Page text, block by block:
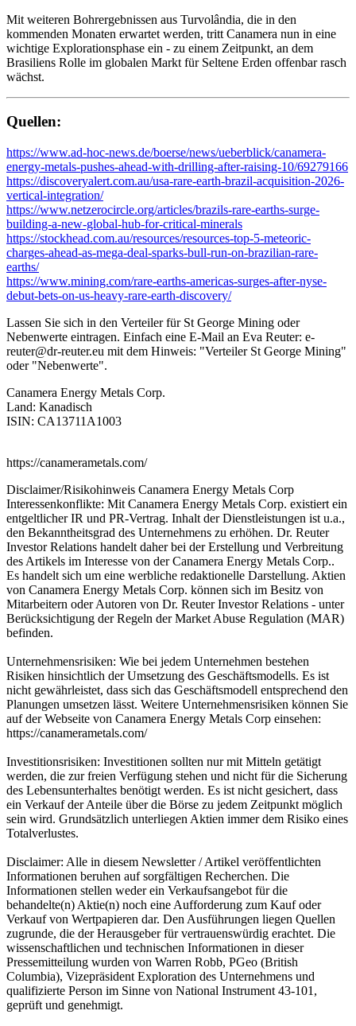
Mit weiteren Bohrergebnissen aus Turvolândia, die in den
kommenden Monaten erwartet werden, tritt Canamera nun in eine
wichtige Explorationsphase ein - zu einem Zeitpunkt, an dem
Brasiliens Rolle im globalen Markt für Seltene Erden offenbar rasch
wächst.
Quellen:
https://www.ad-hoc-news.de/boerse/news/ueberblick/canamera-
energy-metals-pushes-ahead-with-drilling-after-raising-10/69279166
https://discoveryalert.com.au/usa-rare-earth-brazil-acquisition-2026-
vertical-integration/
https://www.netzerocircle.org/articles/brazils-rare-earths-surge-
building-a-new-global-hub-for-critical-minerals
https://stockhead.com.au/resources/resources-top-5-meteoric-
charges-ahead-as-mega-deal-sparks-bull-run-on-brazilian-rare-
earths/
https://www.mining.com/rare-earths-americas-surges-after-nyse-
debut-bets-on-us-heavy-rare-earth-discovery/
Lassen Sie sich in den Verteiler für St George Mining oder
Nebenwerte eintragen. Einfach eine E-Mail an Eva Reuter: e-
reuter@dr-reuter.eu mit dem Hinweis: "Verteiler St George Mining"
oder "Nebenwerte".
Canamera Energy Metals Corp.
Land: Kanadisch
ISIN: CA13711A1003
https://canamerametals.com/
Disclaimer/Risikohinweis Canamera Energy Metals Corp
Interessenkonflikte: Mit Canamera Energy Metals Corp. existiert ein
entgeltlicher IR und PR-Vertrag. Inhalt der Dienstleistungen ist u.a.,
den Bekanntheitsgrad des Unternehmens zu erhöhen. Dr. Reuter
Investor Relations handelt daher bei der Erstellung und Verbreitung
des Artikels im Interesse von der Canamera Energy Metals Corp..
Es handelt sich um eine werbliche redaktionelle Darstellung. Aktien
von Canamera Energy Metals Corp. können sich im Besitz von
Mitarbeitern oder Autoren von Dr. Reuter Investor Relations - unter
Berücksichtigung der Regeln der Market Abuse Regulation (MAR)
befinden.
Unternehmensrisiken: Wie bei jedem Unternehmen bestehen
Risiken hinsichtlich der Umsetzung des Geschäftsmodells. Es ist
nicht gewährleistet, dass sich das Geschäftsmodell entsprechend den
Planungen umsetzen lässt. Weitere Unternehmensrisiken können Sie
auf der Webseite von Canamera Energy Metals Corp einsehen:
https://canamerametals.com/
Investitionsrisiken: Investitionen sollten nur mit Mitteln getätigt
werden, die zur freien Verfügung stehen und nicht für die Sicherung
des Lebensunterhaltes benötigt werden. Es ist nicht gesichert, dass
ein Verkauf der Anteile über die Börse zu jedem Zeitpunkt möglich
sein wird. Grundsätzlich unterliegen Aktien immer dem Risiko eines
Totalverlustes.
Disclaimer: Alle in diesem Newsletter / Artikel veröffentlichten
Informationen beruhen auf sorgfältigen Recherchen. Die
Informationen stellen weder ein Verkaufsangebot für die
behandelte(n) Aktie(n) noch eine Aufforderung zum Kauf oder
Verkauf von Wertpapieren dar. Den Ausführungen liegen Quellen
zugrunde, die der Herausgeber für vertrauenswürdig erachtet. Die
wissenschaftlichen und technischen Informationen in dieser
Pressemitteilung wurden von Warren Robb, PGeo (British
Columbia), Vizepräsident Exploration des Unternehmens und
qualifizierte Person im Sinne von National Instrument 43-101,
geprüft und genehmigt.